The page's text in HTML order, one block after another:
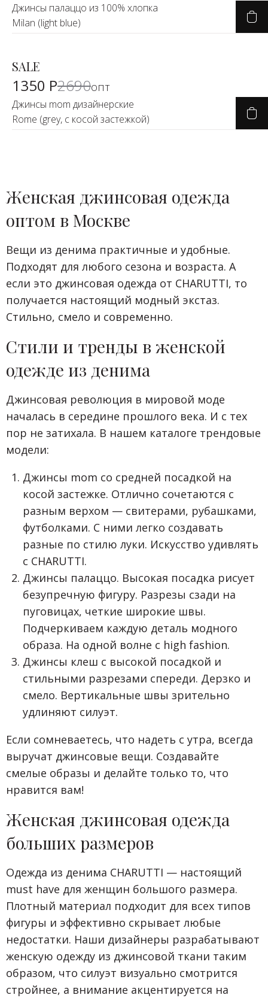
Джинсы палаццо из 100% хлопка
Milan (light blue)
-50%
SALE
1350 Р2690опт
Джинсы mom дизайнерские
Rome (grey, с косой застежкой)
Женская джинсовая одежда
оптом в Москве
Вещи из денима практичные и удобные.
Подходят для любого сезона и возраста. А
если это джинсовая одежда от CHARUTTI, то
получается настоящий модный экстаз.
Стильно, смело и современно.
Стили и тренды в женской
одежде из денима
Джинсовая революция в мировой моде
началась в середине прошлого века. И с тех
пор не затихала. В нашем каталоге трендовые
модели:
Джинсы mom со средней посадкой на
косой застежке. Отлично сочетаются с
разным верхом — свитерами, рубашками,
футболками. С ними легко создавать
разные по стилю луки. Искусство удивлять
с CHARUTTI.
Джинсы палаццо. Высокая посадка рисует
безупречную фигуру. Разрезы сзади на
пуговицах, четкие широкие швы.
Подчеркиваем каждую деталь модного
образа. На одной волне с high fashion.
Джинсы клеш с высокой посадкой и
стильными разрезами спереди. Дерзко и
смело. Вертикальные швы зрительно
удлиняют силуэт.
Если сомневаетесь, что надеть с утра, всегда
выручат джинсовые вещи. Создавайте
смелые образы и делайте только то, что
нравится вам!
Женская джинсовая одежда
больших размеров
Одежда из денима CHARUTTI — настоящий
must have для женщин большого размера.
Плотный материал подходит для всех типов
фигуры и эффективно скрывает любые
недостатки. Наши дизайнеры разрабатывают
женскую одежду из джинсовой ткани таким
образом, что силуэт визуально смотрится
стройнее, а внимание акцентируется на